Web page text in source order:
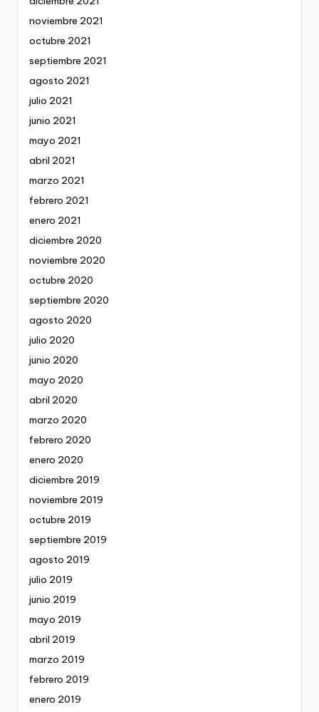
noviembre 2021
octubre 2021
septiembre 2021
agosto 2021
julio 2021
junio 2021
mayo 2021
abril 2021
marzo 2021
febrero 2021
enero 2021
diciembre 2020
noviembre 2020
octubre 2020
septiembre 2020
agosto 2020
julio 2020
junio 2020
mayo 2020
abril 2020
marzo 2020
febrero 2020
enero 2020
diciembre 2019
noviembre 2019
octubre 2019
septiembre 2019
agosto 2019
julio 2019
junio 2019
mayo 2019
abril 2019
marzo 2019
febrero 2019
enero 2019